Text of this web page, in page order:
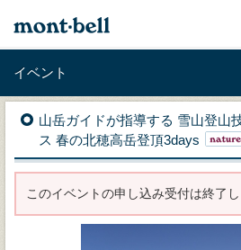
イベント
山岳ガイドが指導する 雪山登山
ス 春の北穂高岳登頂3days
このイベントの申し込み受付は終了し